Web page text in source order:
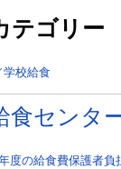
テゴリー
学校給食
食センタ
度の給食費保護者負